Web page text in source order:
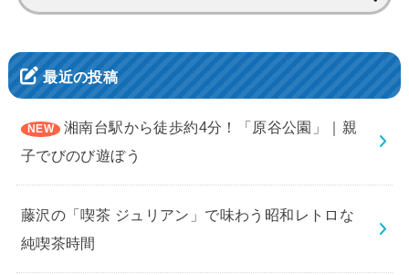
索:
最近の投稿
湘南台駅から徒歩約4分！「原谷公園」｜親
子でびのび遊ぼう
藤沢の「喫茶 ジュリアン」で味わう昭和レトロな
純喫茶時間